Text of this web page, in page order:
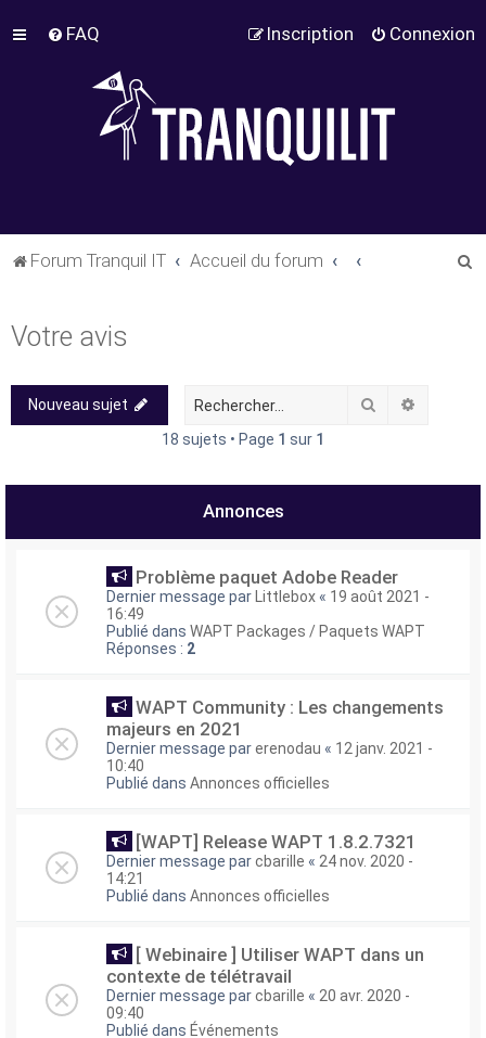
FAQ Connexion
Inscription
Forum Tranquil IT Accueil du forum
Votre avis
Nouveau sujet Rechercher
18 sujets • Page 1 sur 1
Annonces
Problème paquet Adobe Reader
Dernier message par Littlebox « 19 août 2021 -
16:49
Publié dans WAPT Packages / Paquets WAPT
Réponses : 2
WAPT Community : Les changements
majeurs en 2021
Dernier message parerenodau « 12 janv. 2021 -
10:40
Publié dans Annonces officielles
[WAPT] Release WAPT 1.8.2.7321
Dernier message parcbarille « 24 nov. 2020 -
14:21
Publié dans Annonces officielles
[ Webinaire ] Utiliser WAPT dans un
contexte de télétravail
Dernier message parcbarille « 20 avr. 2020 -
09:40
Publié dans Événements